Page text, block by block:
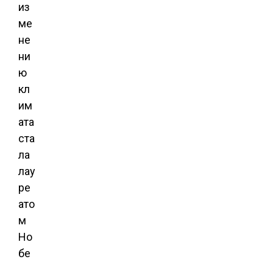
из
ме
не
ни
ю
кл
им
ата
ста
ла
лау
ре
ато
м
Но
бе